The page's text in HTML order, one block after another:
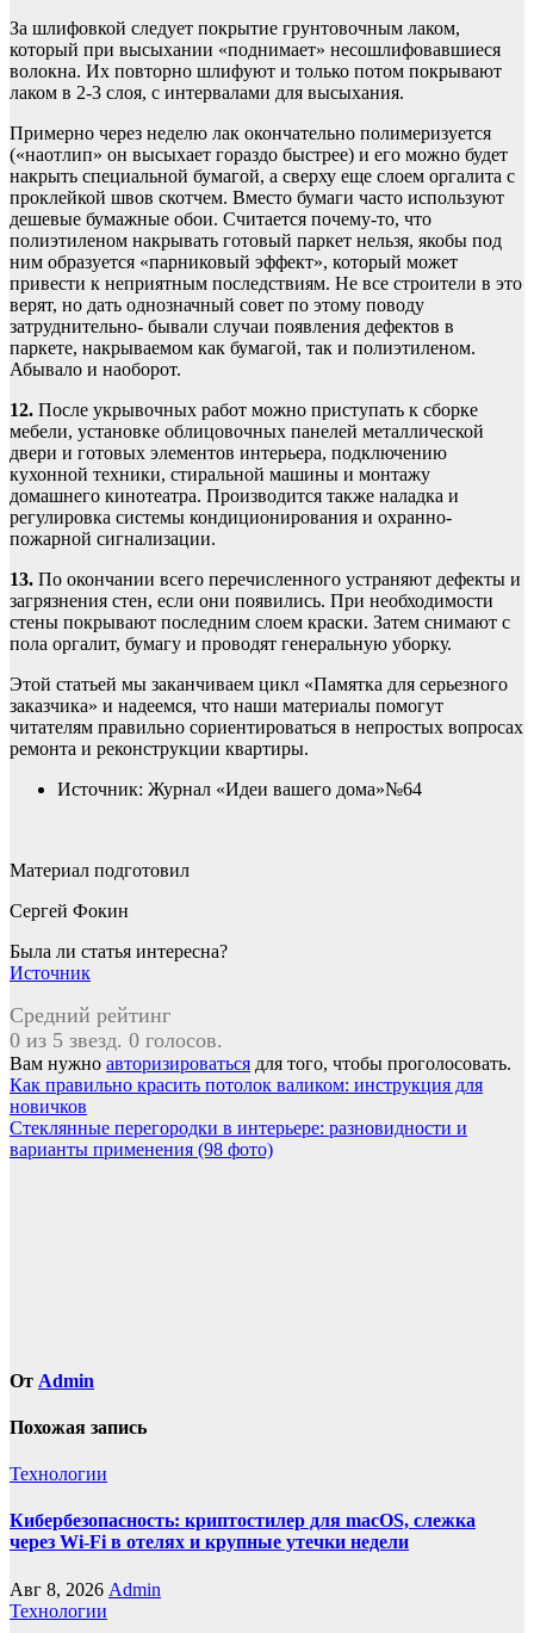
За шлифовкой следует покрытие грунтовочным лаком,
который при высыхании «поднимает» несошлифовавшиеся
волокна. Их повторно шлифуют и только потом покрывают
лаком в 2-3 слоя, с интервалами для высыхания.
Примерно через неделю лак окончательно полимеризуется
(«наотлип» он высыхает гораздо быстрее) и его можно будет
накрыть специальной бумагой, а сверху еще слоем оргалита с
проклейкой швов скотчем. Вместо бумаги часто используют
дешевые бумажные обои. Считается почему-то, что
полиэтиленом накрывать готовый паркет нельзя, якобы под
ним образуется «парниковый эффект», который может
привести к неприятным последствиям. Не все строители в это
верят, но дать однозначный совет по этому поводу
затруднительно- бывали случаи появления дефектов в
паркете, накрываемом как бумагой, так и полиэтиленом.
Абывало и наоборот.
12. После укрывочных работ можно приступать к сборке
мебели, установке облицовочных панелей металлической
двери и готовых элементов интерьера, подключению
кухонной техники, стиральной машины и монтажу
домашнего кинотеатра. Производится также наладка и
регулировка системы кондиционирования и охранно-
пожарной сигнализации.
13. По окончании всего перечисленного устраняют дефекты и
загрязнения стен, если они появились. При необходимости
стены покрывают последним слоем краски. Затем снимают с
пола оргалит, бумагу и проводят генеральную уборку.
Этой статьей мы заканчиваем цикл «Памятка для серьезного
заказчика» и надеемся, что наши материалы помогут
читателям правильно сориентироваться в непростых вопросах
ремонта и реконструкции квартиры.
Источник: Журнал «Идеи вашего дома»№64
Материал подготовил
Сергей Фокин
Была ли статья интересна?
Источник
Средний рейтинг
0 из 5 звезд. 0 голосов.
Вам нужно авторизироваться для того, чтобы проголосовать.
Навигация
по
записям
Как правильно красить потолок валиком: инструкция для
новичков
Стеклянные перегородки в интерьере: разновидности и
варианты применения (98 фото)
От Admin
Похожая запись
Технологии
Кибербезопасность: криптостилер для macOS, слежка
через Wi-Fi в отелях и крупные утечки недели
Авг 8, 2026 Admin
Технологии